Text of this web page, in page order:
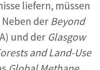
liefern, müssen
der Beyond
und der Glasgow
and Land-Use